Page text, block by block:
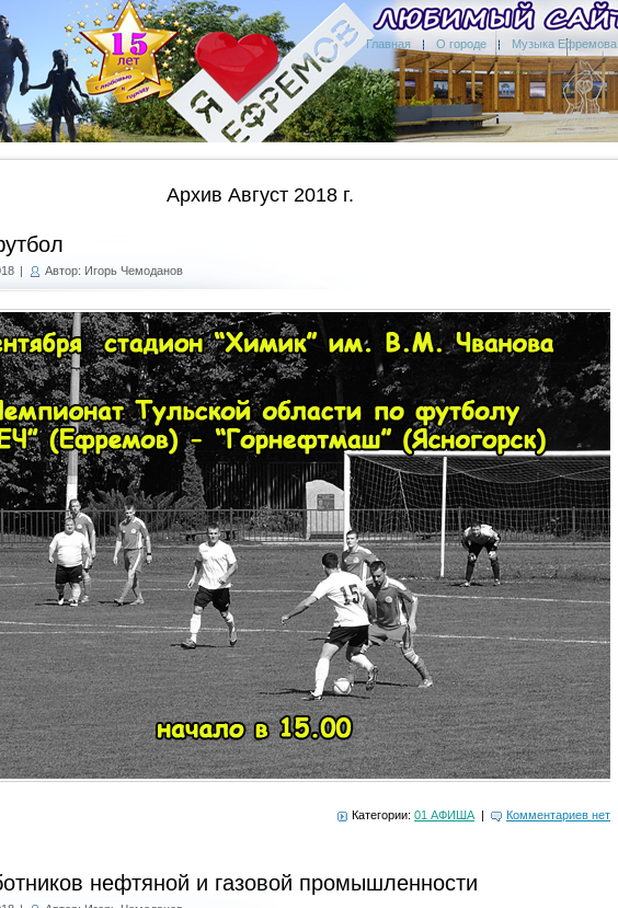
Главная О городе Музыка Ефремова
Архив Август 2018 г.
| Автор: Игорь Чемоданов
Категории: 01 АФИША | Комментариев нет
нефтяной и газовой промышленности